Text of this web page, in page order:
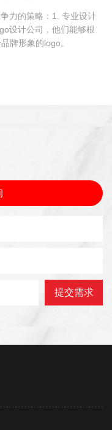
力的策略：1. 专业设计
设计公司，他们能够根
牌形象的logo。